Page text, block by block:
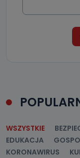
WSZYSTKIE
EDUKACJA
KORONAWIRUS